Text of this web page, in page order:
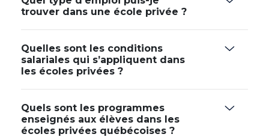
trouver dans une école privée ?
Quelles sont les conditions
salariales qui s’appliquent dans
les écoles privées ?
Quels sont les programmes
enseignés aux élèves dans les
écoles privées québécoises ?